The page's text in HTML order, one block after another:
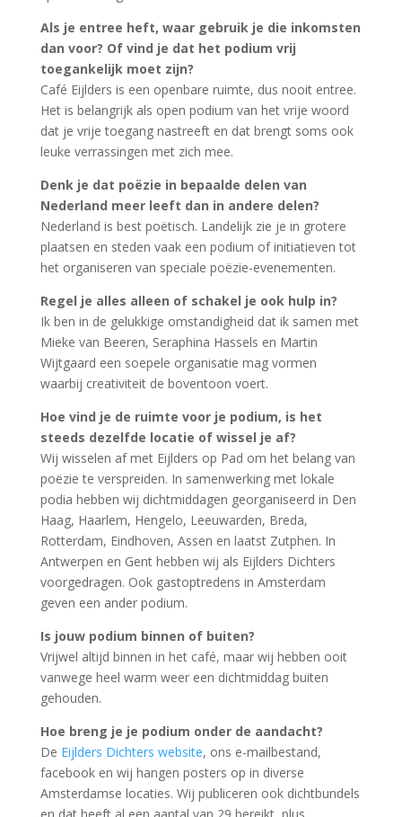
Als je entree heft, waar gebruik je die inkomsten
dan voor? Of vind je dat het podium vrij
toegankelijk moet zijn?
Café Eijlders is een openbare ruimte, dus nooit entree.
Het is belangrijk als open podium van het vrije woord
dat je vrije toegang nastreeft en dat brengt soms ook
leuke verrassingen met zich mee.
Denk je dat poëzie in bepaalde delen van
Nederland meer leeft dan in andere delen?
Nederland is best poëtisch. Landelijk zie je in grotere
plaatsen en steden vaak een podium of initiatieven tot
het organiseren van speciale poëzie-evenementen.
Regel je alles alleen of schakel je ook hulp in?
Ik ben in de gelukkige omstandigheid dat ik samen met
Mieke van Beeren, Seraphina Hassels en Martin
Wijtgaard een soepele organisatie mag vormen
waarbij creativiteit de boventoon voert.
Hoe vind je de ruimte voor je podium, is het
steeds dezelfde locatie of wissel je af?
Wij wisselen af met Eijlders op Pad om het belang van
poëzie te verspreiden. In samenwerking met lokale
podia hebben wij dichtmiddagen georganiseerd in Den
Haag, Haarlem, Hengelo, Leeuwarden, Breda,
Rotterdam, Eindhoven, Assen en laatst Zutphen. In
Antwerpen en Gent hebben wij als Eijlders Dichters
voorgedragen. Ook gastoptredens in Amsterdam
geven een ander podium.
Is jouw podium binnen of buiten?
Vrijwel altijd binnen in het café, maar wij hebben ooit
vanwege heel warm weer een dichtmiddag buiten
gehouden.
Hoe breng je je podium onder de aandacht?
De Eijlders Dichters website, ons e-mailbestand,
facebook en wij hangen posters op in diverse
Amsterdamse locaties. Wij publiceren ook dichtbundels